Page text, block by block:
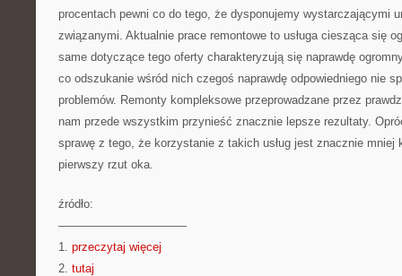
procentach pewni co do tego, że dysponujemy wystarczającymi
związanymi. Aktualnie prace remontowe to usługa ciesząca się
same dotyczące tego oferty charakteryzują się naprawdę
co odszukanie wśród nich czegoś naprawdę odpowiedniego nie
problemów. Remonty kompleksowe przeprowadzane przez
nam przede wszystkim przynieść znacznie lepsze rezultaty.
sprawę z tego, że korzystanie z takich usług jest znacznie mniej
pierwszy rzut oka.
źródło:
———————————
1. przeczytaj więcej
2. tutaj